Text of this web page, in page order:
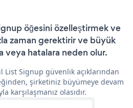
öğesini özelleştirmek ve
zaman gerektirir ve büyük
veya hatalara neden olur.
List Signup güvenlik açıklarından
şirketiniz büyümeye devam
karşılaşmanız olasıdır.